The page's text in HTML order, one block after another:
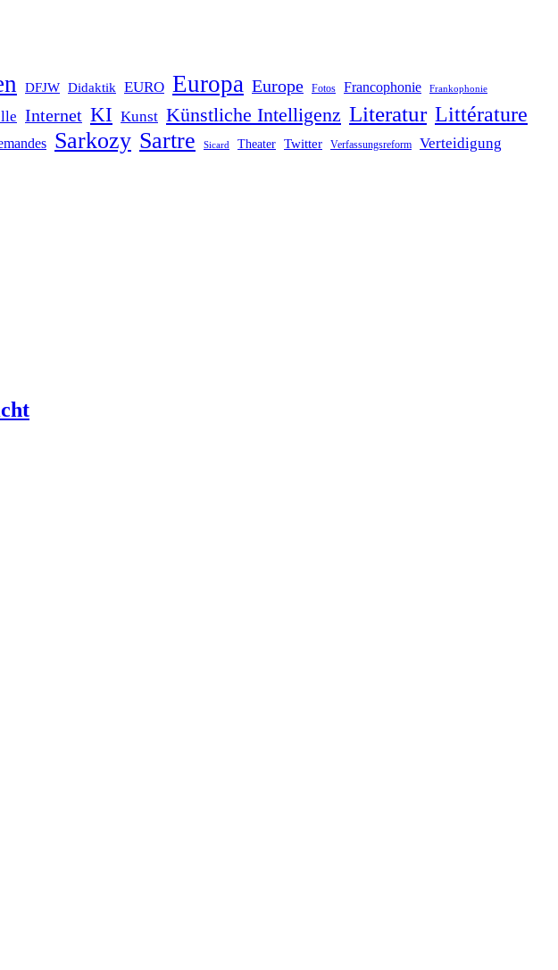
DFJW Didaktik EURO Europa Europe Fotos Francophonie Frankophonie
Internet KI Kunst Künstliche Intelligenz Literatur Littérature
Sarkozy Sartre Sicard Theater Twitter Verfassungsreform Verteidigung